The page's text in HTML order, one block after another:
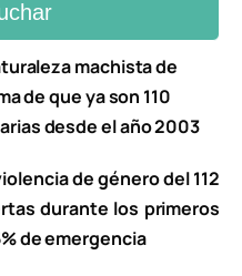
machista de
de que ya son 110
desde el año 2003
de género del 112
durante los primeros
de emergencia